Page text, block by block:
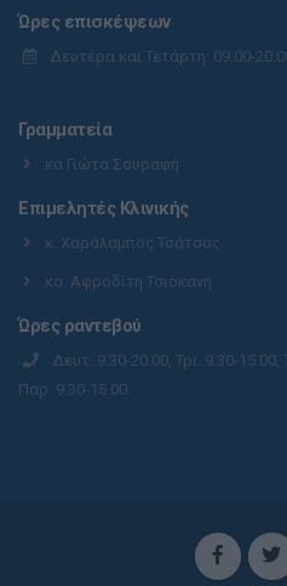
Ώρες επισκέψεων
Δευτέρα και Τετάρτη: 09:00-
Γραμματεία
κα Γιώτα Σουραφή
Επιμελητές Κλινικής
κ. Χαράλαμπος Τσάτσος
κα. Αφροδίτη Τσιόκανη
Ώρες ραντεβού
Δευτ. 9.30-20.00, Τρι. 9.30-
Παρ. 9.30-15.00